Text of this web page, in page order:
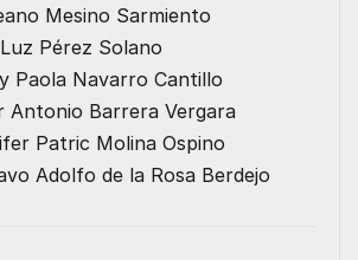
Mesino Sarmiento
Pérez Solano
Paola Navarro Cantillo
Antonio Barrera Vergara
Patric Molina Ospino
Adolfo de la Rosa Berdejo